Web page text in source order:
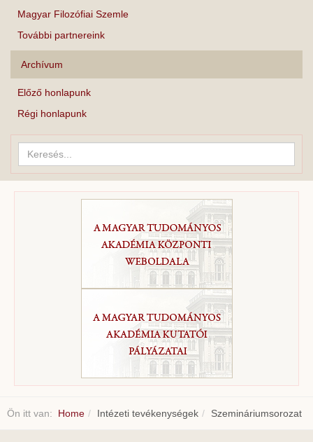
Magyar Filozófiai Szemle
További partnereink
Archívum
Előző honlapunk
Régi honlapunk
Keresés...
Ön itt van: Home Intézeti tevékenységek Szemináriumsorozat